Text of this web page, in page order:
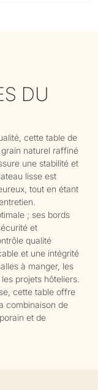
DU
cette table de
naturel raffiné
une stabilité et
lisse est
tout en étant
; ses bords
et
qualité
et une intégrité
à manger, les
projets hôteliers.
cette table offre
combinaison de
et de